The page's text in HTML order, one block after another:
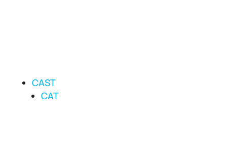
CAST
CAT